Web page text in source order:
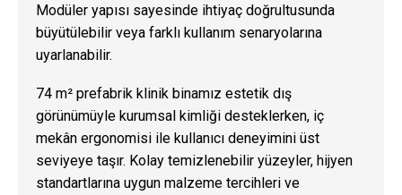
Modüler yapısı sayesinde ihtiyaç doğrultusunda
büyütülebilir veya farklı kullanım senaryolarına
uyarlanabilir.
74 m² prefabrik klinik binamız estetik dış
görünümüyle kurumsal kimliği desteklerken, iç
mekân ergonomisi ile kullanıcı deneyimini üst
seviyeye taşır. Kolay temizlenebilir yüzeyler, hijyen
standartlarına uygun malzeme tercihleri ve